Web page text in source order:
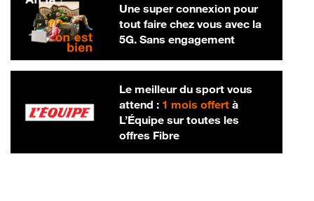
Une super connexion pour
tout faire chez vous avec la
5G. Sans engagement
Le meilleur du sport vous
attend : 1 mois offertà
L’Équipe sur toutes les
offres Fibre